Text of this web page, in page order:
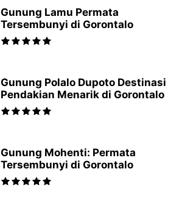
Gunung Lamu Permata
Tersembunyi di Gorontalo
Gunung Polalo Dupoto Destinasi
Pendakian Menarik di Gorontalo
Gunung Mohenti: Permata
Tersembunyi di Gorontalo